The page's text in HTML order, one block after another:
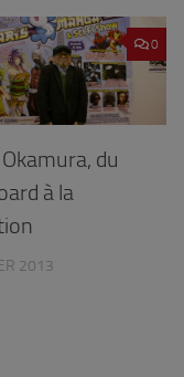
0
du
à la
2013